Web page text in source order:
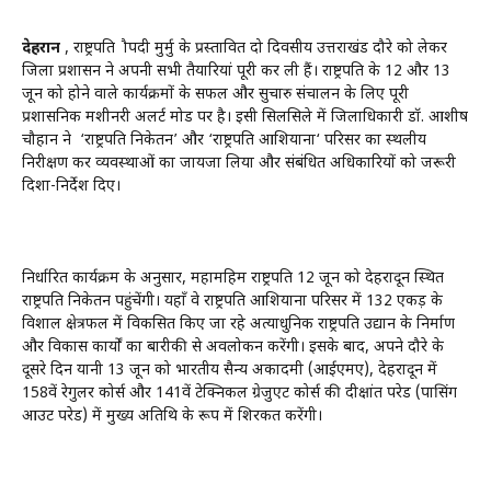
देहरादून , राष्ट्रपति द्रौपदी मुर्मु के प्रस्तावित दो दिवसीय उत्तराखंड दौरे को लेकर
जिला प्रशासन ने अपनी सभी तैयारियां पूरी कर ली हैं। राष्ट्रपति के 12 और 13
जून को होने वाले कार्यक्रमों के सफल और सुचारु संचालन के लिए पूरी
प्रशासनिक मशीनरी अलर्ट मोड पर है। इसी सिलसिले में जिलाधिकारी डॉ. आशीष
चौहान ने ‘राष्ट्रपति निकेतन’ और ‘राष्ट्रपति आशियाना‘ परिसर का स्थलीय
निरीक्षण कर व्यवस्थाओं का जायजा लिया और संबंधित अधिकारियों को जरूरी
दिशा-निर्देश दिए।
निर्धारित कार्यक्रम के अनुसार, महामहिम राष्ट्रपति 12 जून को देहरादून स्थित
राष्ट्रपति निकेतन पहुंचेंगी। यहाँ वे राष्ट्रपति आशियाना परिसर में 132 एकड़ के
विशाल क्षेत्रफल में विकसित किए जा रहे अत्याधुनिक राष्ट्रपति उद्यान के निर्माण
और विकास कार्यों का बारीकी से अवलोकन करेंगी। इसके बाद, अपने दौरे के
दूसरे दिन यानी 13 जून को भारतीय सैन्य अकादमी (आईएमए), देहरादून में
158वें रेगुलर कोर्स और 141वें टेक्निकल ग्रेजुएट कोर्स की दीक्षांत परेड (पासिंग
आउट परेड) में मुख्य अतिथि के रूप में शिरकत करेंगी।